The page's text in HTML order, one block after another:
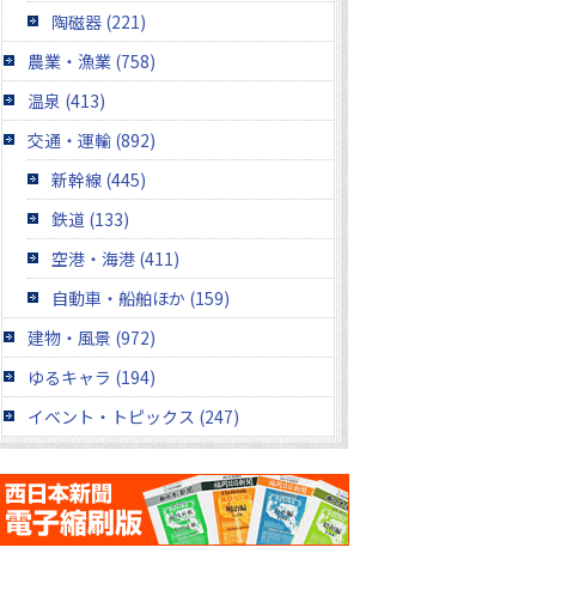
陶磁器 (221)
農業・漁業 (758)
温泉 (413)
交通・運輸 (892)
新幹線 (445)
鉄道 (133)
空港・海港 (411)
自動車・船舶ほか (159)
建物・風景 (972)
ゆるキャラ (194)
イベント・トピックス (247)